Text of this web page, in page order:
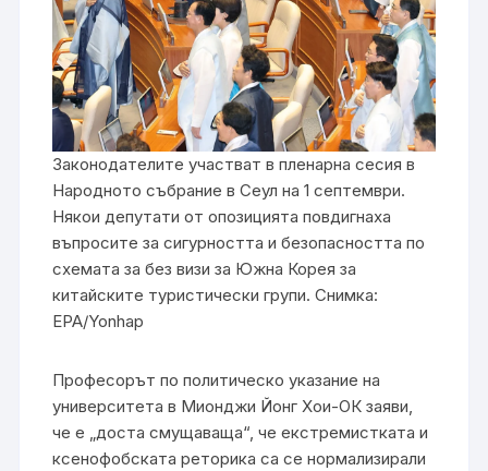
Законодателите участват в пленарна сесия в
Народното събрание в Сеул на 1 септември.
Някои депутати от опозицията повдигнаха
въпросите за сигурността и безопасността по
схемата за без визи за Южна Корея за
китайските туристически групи. Снимка:
EPA/Yonhap
Професорът по политическо указание на
университета в Мионджи Йонг Хои-ОК заяви,
че е „доста смущаваща“, че екстремистката и
ксенофобската реторика са се нормализирали